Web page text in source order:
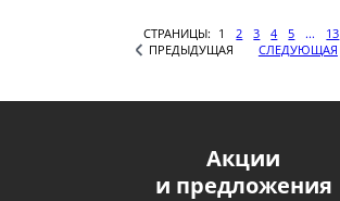
СТРАНИЦЫ: 1 2 3 4 5 ...
13
ПРЕДЫДУЩАЯ
СЛЕДУЮЩАЯ
Акции
и предложения